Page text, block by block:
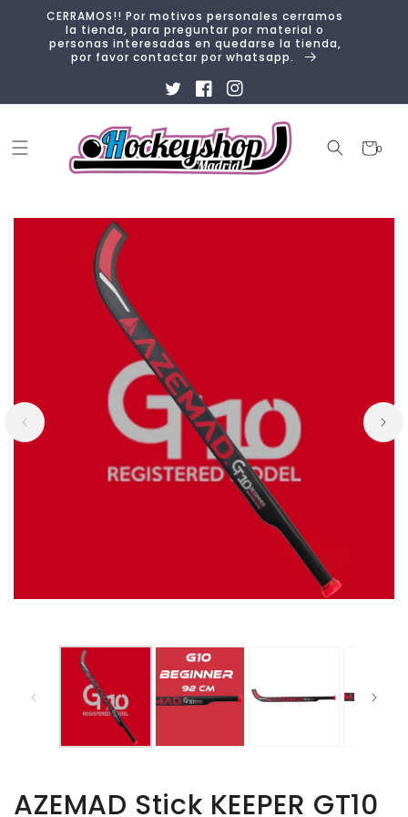
directamente
al contenido
CERRAMOS!! Por motivos personales cerramos
la tienda, para preguntar por material o
personas interesadas en quedarse la tienda,
por favor contactar por whatsapp.
TwitterFacebookInstagram
Carrito
0
0
artículos
directamente
información
del producto
AZEMAD Stick KEEPER GT10